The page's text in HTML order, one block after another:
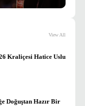
View All
of Turkey 2026 Kraliçesi Hatice Uslu
Doğuştan Hazır Bir